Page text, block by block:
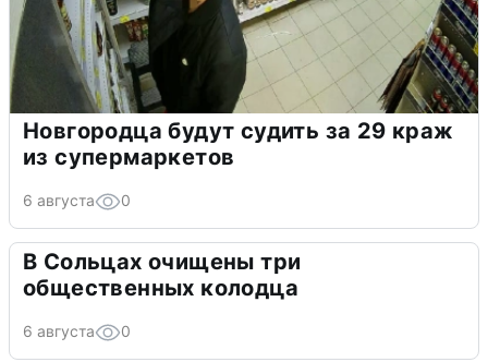
Новгородца будут судить за 29 краж
из супермаркетов
6 августа 0
В Сольцах очищены три
общественных колодца
6 августа 0